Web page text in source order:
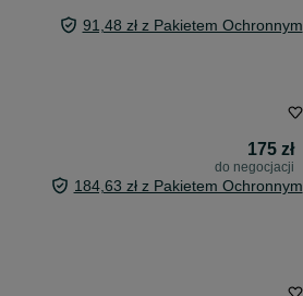
91,48 zł z Pakietem Ochronnym
175 zł
do negocjacji
184,63 zł z Pakietem Ochronnym